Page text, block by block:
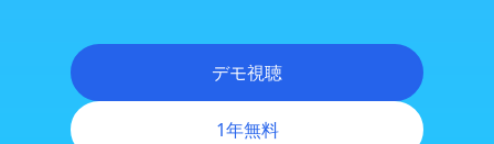
トリプルウォーターマーク保護
仮想マシンとCloud PC保護
デモ視聴
1年無料